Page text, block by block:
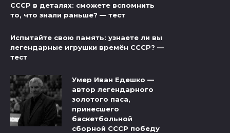
СССР в деталях: сможете вспомнить
то, что знали раньше? — тест
Испытайте свою память: узнаете ли вы
легендарные игрушки времён СССР? —
тест
Умер Иван Едешко —
автор легендарного
золотого паса,
принесшего
баскетбольной
сборной СССР победу